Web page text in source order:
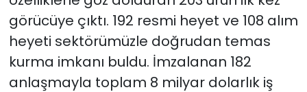
görücüye çıktı. 192 resmi heyet ve 108 alım
heyeti sektörümüzle doğrudan temas
kurma imkanı buldu. İmzalanan 182
anlaşmayla toplam 8 milyar dolarlık iş